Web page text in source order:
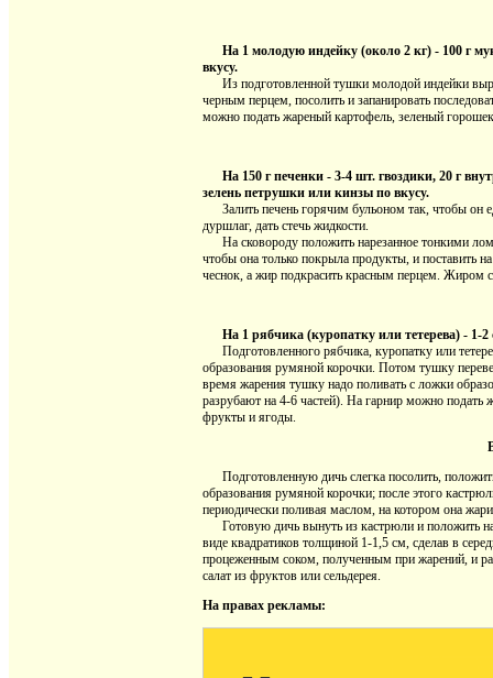
На 1 молодую индейку (около 2 кг) - 100 г
вкусу.
Из подготовленной тушки молодой индейки
черным перцем, посолить и запанировать
можно подать жареный картофель, зеленый
На 150 г печенки - 3-4 шт. гвоздики, 20 г
зелень петрушки или кинзы по вкусу.
Залить печень горячим бульоном так, чтобы он
дуршлаг, дать стечь жидкости.
На сковороду положить нарезанное тонкими
чтобы она только покрыла продукты, и поставить
чеснок, а жир подкрасить красным перцем. Жиром
На 1 рябчика (куропатку или тетерева) - 1-
Подготовленного рябчика, куропатку или
образования румяной корочки. Потом тушку
время жарения тушку надо поливать с ложки
разрубают на 4-6 частей). На гарнир можно подать
фрукты и ягоды.
Подготовленную дичь слегка посолить,
образования румяной корочки; после этого
периодически поливая маслом, на котором она
Готовую дичь вынуть из кастрюли и положить на
виде квадратиков толщиной 1-1,5 см, сделав в
процеженным соком, полученным при жарений, и
салат из фруктов или сельдерея.
На правах рекламы: